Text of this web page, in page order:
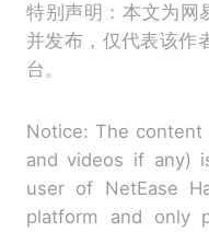
特别声明：本文为网
并发布，仅代表该作
台。
Notice: The
and videos if any)
user of NetEase
platform and only